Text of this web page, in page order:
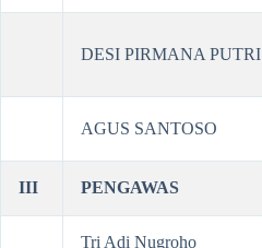
DESI PIRMANA PUTRI
AGUS SANTOSO
III PENGAWAS
Tri Adi Nugroho